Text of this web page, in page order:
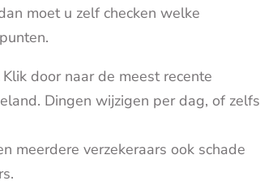
moet u zelf checken welke
door naar de meest recente
Dingen wijzigen per dag, of zelfs
meerdere verzekeraars ook schade